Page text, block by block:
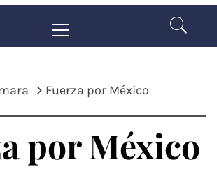
principal
Fuerza por México
por México